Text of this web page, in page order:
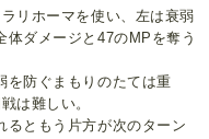
リホーマを使い、左は衰弱
体ダメージと47のMPを奪う
を防ぐまもりのたては重
は難しい。
ともう片方が次のターン